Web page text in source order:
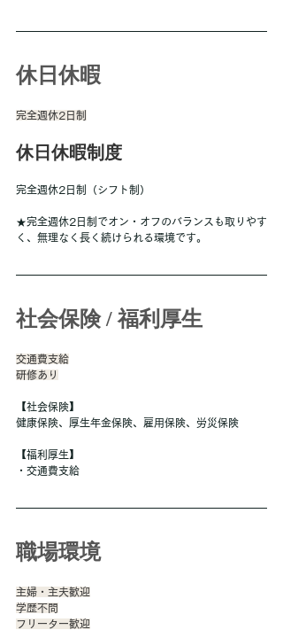
休日休暇
完全週休2日制
休日休暇制度
完全週休2日制（シフト制）
★完全週休2日制でオン・オフのバランスも取りやす
く、無理なく長く続けられる環境です。
社会保険 / 福利厚生
交通費支給
研修あり
【社会保険】
健康保険、厚生年金保険、雇用保険、労災保険
【福利厚生】
・交通費支給
職場環境
主婦・主夫歓迎
学歴不問
フリーター歓迎